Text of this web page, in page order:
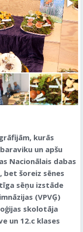
kurās
un apšu
Nacionālais dabas
bet šoreiz sēnes
sēņu izstāde
(VPVĢ)
skolotāja
un 12.c klases